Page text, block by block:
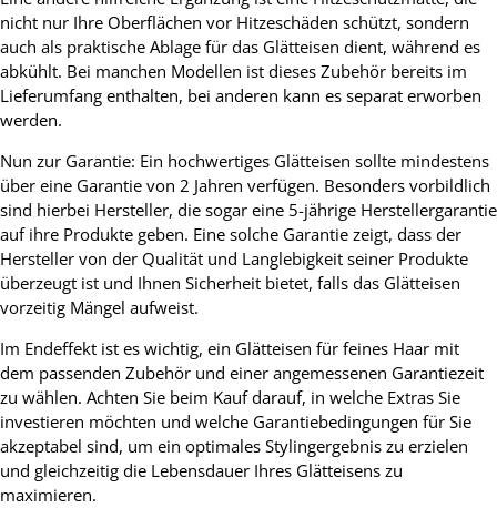
nicht nur Ihre Oberflächen vor Hitzeschäden schützt, sondern
auch als praktische Ablage für das Glätteisen dient, während es
abkühlt. Bei manchen Modellen ist dieses Zubehör bereits im
Lieferumfang enthalten, bei anderen kann es separat erworben
werden.
Nun zur Garantie: Ein hochwertiges Glätteisen sollte mindestens
über eine Garantie von 2 Jahren verfügen. Besonders vorbildlich
sind hierbei Hersteller, die sogar eine 5-jährige Herstellergarantie
auf ihre Produkte geben. Eine solche Garantie zeigt, dass der
Hersteller von der Qualität und Langlebigkeit seiner Produkte
überzeugt ist und Ihnen Sicherheit bietet, falls das Glätteisen
vorzeitig Mängel aufweist.
Im Endeffekt ist es wichtig, ein Glätteisen für feines Haar mit
dem passenden Zubehör und einer angemessenen Garantiezeit
zu wählen. Achten Sie beim Kauf darauf, in welche Extras Sie
investieren möchten und welche Garantiebedingungen für Sie
akzeptabel sind, um ein optimales Stylingergebnis zu erzielen
und gleichzeitig die Lebensdauer Ihres Glätteisens zu
maximieren.